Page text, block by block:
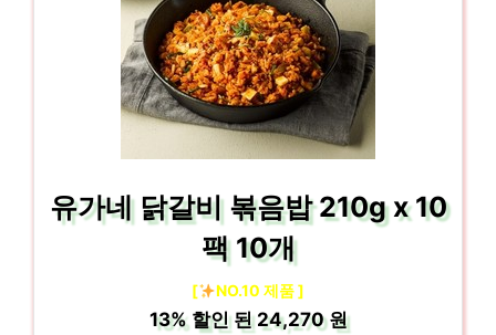
유가네 닭갈비 볶음밥 210g x 10
팩 10개
[ NO.10 제품 ]
13%할인 된24,270 원